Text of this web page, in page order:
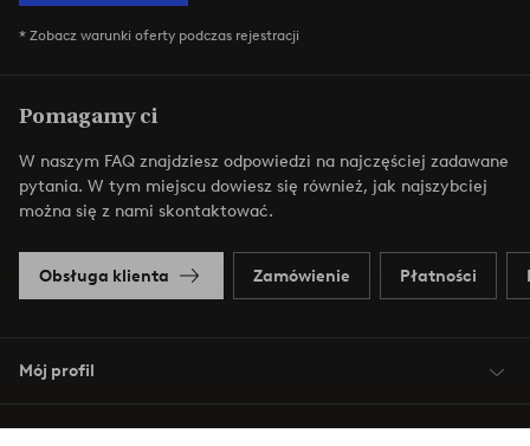
* Zobacz warunki oferty podczas rejestracji
Pomagamy ci
W naszym FAQ znajdziesz odpowiedzi na najczęściej zadawane
pytania. W tym miejscu dowiesz się również, jak najszybciej
można się z nami skontaktować.
Obsługa klienta Zamówienie Płatności
Mój profil